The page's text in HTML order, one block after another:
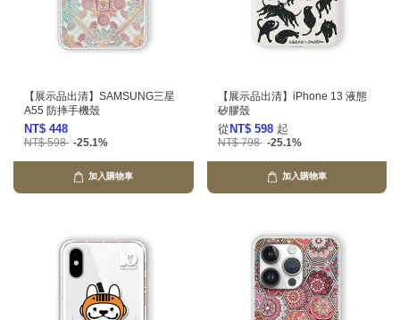
【展示品出清】SAMSUNG三星
A55 防摔手機殼
NT$ 448
NT$ 598 -25.1%
加入購物車
【展示品出清】iPhone 13 液態
矽膠殼
從 NT$ 598 起
NT$ 798 -25.1%
加入購物車